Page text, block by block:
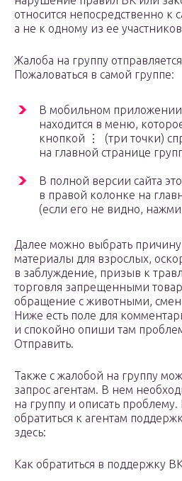
относится непосредственно к
а не к одному из ее
Жалоба на группу
Пожаловаться в самой группе:
В мобильном приложении
находится в меню,
кнопкой ⋮ (три точки)
на главной странице
В полной версии сайта
в правой колонке на
(если его не видно,
Далее можно выбрать
материалы для взрослых,
в заблуждение, призыв к
торговля запрещенными
обращение с животными,
Ниже есть поле для
и спокойно опиши там
Отправить.
Также с жалобой на группу
запрос агентам. В нем
на группу и описать
обратиться к агентам
здесь:
Как обратиться в поддержку